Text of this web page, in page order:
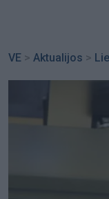
VE > Aktualijos >